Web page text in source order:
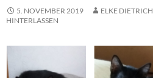
5. NOVEMBER 2019 ELKE DIETRICH
HINTERLASSEN